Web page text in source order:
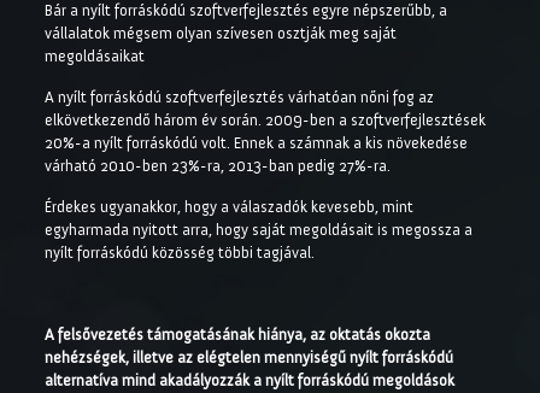
Bár a nyílt forráskódú szoftverfejlesztés egyre népszerűbb, a
vállalatok mégsem olyan szívesen osztják meg saját
megoldásaikat
A nyílt forráskódú szoftverfejlesztés várhatóan nőni fog az
elkövetkezendő három év során. 2009-ben a szoftverfejlesztések
20%-a nyílt forráskódú volt. Ennek a számnak a kis növekedése
várható 2010-ben 23%-ra, 2013-ban pedig 27%-ra.
Érdekes ugyanakkor, hogy a válaszadók kevesebb, mint
egyharmada nyitott arra, hogy saját megoldásait is megossza a
nyílt forráskódú közösség többi tagjával.
A felsővezetés támogatásának hiánya, az oktatás okozta
nehézségek, illetve az elégtelen mennyiségű nyílt forráskódú
alternatíva mind akadályozzák a nyílt forráskódú megoldások